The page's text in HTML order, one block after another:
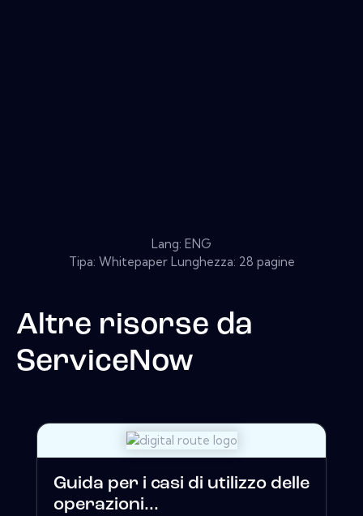
Lang: ENG
Tipa: Whitepaper Lunghezza: 28 pagine
Altre risorse da
ServiceNow
Guida per i casi di utilizzo delle
operazioni...